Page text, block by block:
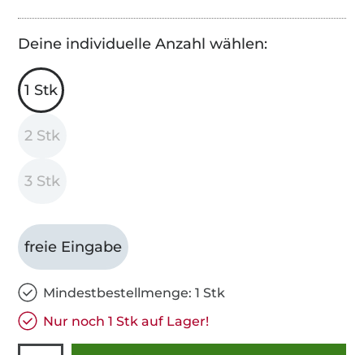
Deine individuelle Anzahl wählen:
1 Stk
2 Stk
3 Stk
freie Eingabe
Mindestbestellmenge: 1 Stk
Nur noch 1 Stk auf Lager!